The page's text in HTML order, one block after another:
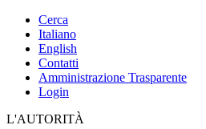
Cerca
Italiano
English
Contatti
Amministrazione Trasparente
Login
L'AUTORITÀ